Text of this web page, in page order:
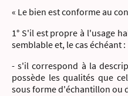
« Le bien est conforme au
1° S'il est propre à l'usage
semblable et, le cas échéant :
- s'il correspond à la
possède les qualités que
sous forme d'échantillon ou